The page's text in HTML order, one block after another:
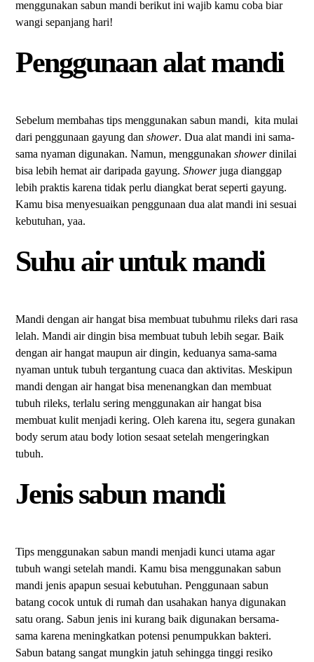
menggunakan sabun mandi berikut ini wajib kamu coba biar
wangi sepanjang hari!
Penggunaan alat mandi
Sebelum membahas tips menggunakan sabun mandi, kita mulai
dari penggunaan gayung danshower. Dua alat mandi ini sama-
sama nyaman digunakan. Namun, menggunakanshowerdinilai
bisa lebih hemat air daripada gayung.Showerjuga dianggap
lebih praktis karena tidak perlu diangkat berat seperti gayung.
Kamu bisa menyesuaikan penggunaan dua alat mandi ini sesuai
kebutuhan, yaa.
Suhu air untuk mandi
Mandi dengan air hangat bisa membuat tubuhmu rileks dari rasa
lelah. Mandi air dingin bisa membuat tubuh lebih segar. Baik
dengan air hangat maupun air dingin, keduanya sama-sama
nyaman untuk tubuh tergantung cuaca dan aktivitas. Meskipun
mandi dengan air hangat bisa menenangkan dan membuat
tubuh rileks, terlalu sering menggunakan air hangat bisa
membuat kulit menjadi kering. Oleh karena itu, segera gunakan
body serum atau body lotion sesaat setelah mengeringkan
tubuh.
Jenis sabun mandi
Tips menggunakan sabun mandi menjadi kunci utama agar
tubuh wangi setelah mandi. Kamu bisa menggunakan sabun
mandi jenis apapun sesuai kebutuhan. Penggunaan sabun
batang cocok untuk di rumah dan usahakan hanya digunakan
satu orang. Sabun jenis ini kurang baik digunakan bersama-
sama karena meningkatkan potensi penumpukkan bakteri.
Sabun batang sangat mungkin jatuh sehingga tinggi resiko